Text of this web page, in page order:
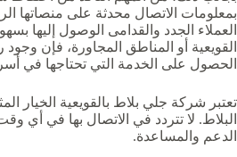
بمعلومات الاتصال محدثة على منصاتها
العملاء الجدد والقدامى الوصول إليها
القويعية أو المناطق المجاورة، فإن
الحصول على الخدمة التي تحتاجها في
تعتبر شركة جلي بلاط بالقويعية‏ الخيار
البلاط. لا تتردد في الاتصال بها في أي
الدعم والمساعدة.